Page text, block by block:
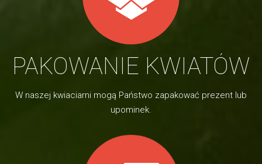
PAKOWANIE KWIATÓW
W naszej kwiaciarni mogą Państwo zapakować prezent lub
upominek.